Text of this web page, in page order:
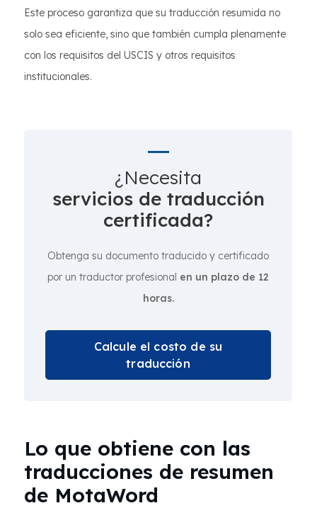
Este proceso garantiza que su traducción resumida no
solo sea eficiente, sino que también cumpla plenamente
con los requisitos del USCIS y otros requisitos
institucionales.
¿Necesita
servicios de traducción
certificada?
Obtenga su documento traducido y certificado
por un traductor profesional en un plazo de 12
horas.
Calcule el costo de su
traducción
Lo que obtiene con las
traducciones de resumen
de MotaWord